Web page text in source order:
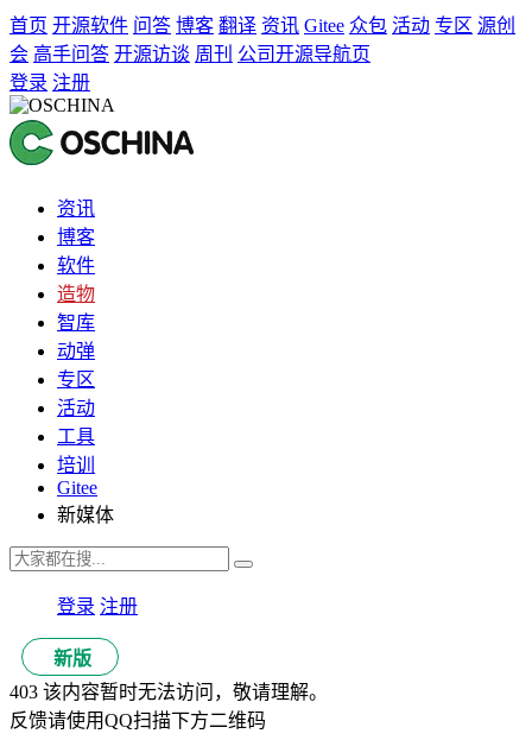
首页 开源软件 问答 博客 翻译 资讯 Gitee 众包 活动 专区 源创
会 高手问答 开源访谈 周刊 公司开源导航页
登录 注册
资讯
博客
软件
造物
智库
动弹
专区
活动
工具
培训
Gitee
新媒体
登录 注册
新版
403 该内容暂时无法访问，敬请理解。
反馈请使用QQ扫描下方二维码